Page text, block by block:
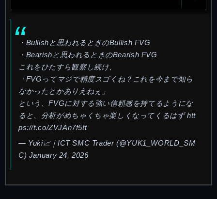
・Bullishと思われるときのBullish FVG
・Bearishと思われるときのBearish FVG
これをひたすら観察し続け、
「FVGってマジで精度スゴくね？これを今まで知ら
なかったとかありえねぇ」
という、FVGに対する強い信頼感を持てるようにな
ると、分析がめちゃくちゃ楽しくなってくるはずhtt
ps://t.co/ZVJAn7f5tt
— Yuki📈｜ICT SMC Trader (@YUK1_WORLD_SM
C) January 24, 2026